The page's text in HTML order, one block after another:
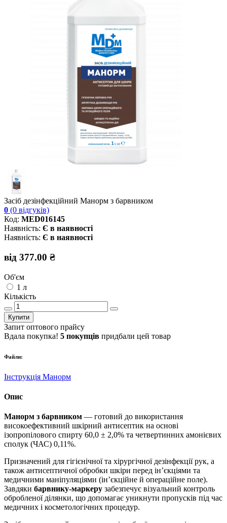
Засіб дезінфекційний Манорм з барвником
0 (0 відгуків)
Код: MED016145
Наявність: Є в наявності
Наявність: Є в наявності
від 377.00 ₴
Об'єм
1 л
Кількість
Купити
Запит оптового прайсу
Вдала покупка! 5 покупців придбали цей товар
Файли:
Інструкція Манорм
Опис
Манорм з барвником — готовий до використання
високоефективний шкірний антисептик на основі
ізопропілового спирту 60,0 ± 2,0% та четвертинних амонієвих
сполук (ЧАС) 0,11%.
Призначений для гігієнічної та хірургічної дезінфекції рук, а
також антисептичної обробки шкіри перед ін’єкціями та
медичними маніпуляціями (ін’єкційне й операційне поле).
Завдяки барвнику-маркеру забезпечує візуальний контроль
обробленої ділянки, що допомагає уникнути пропусків під час
медичних і косметологічних процедур.